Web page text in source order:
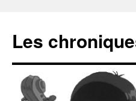
Les